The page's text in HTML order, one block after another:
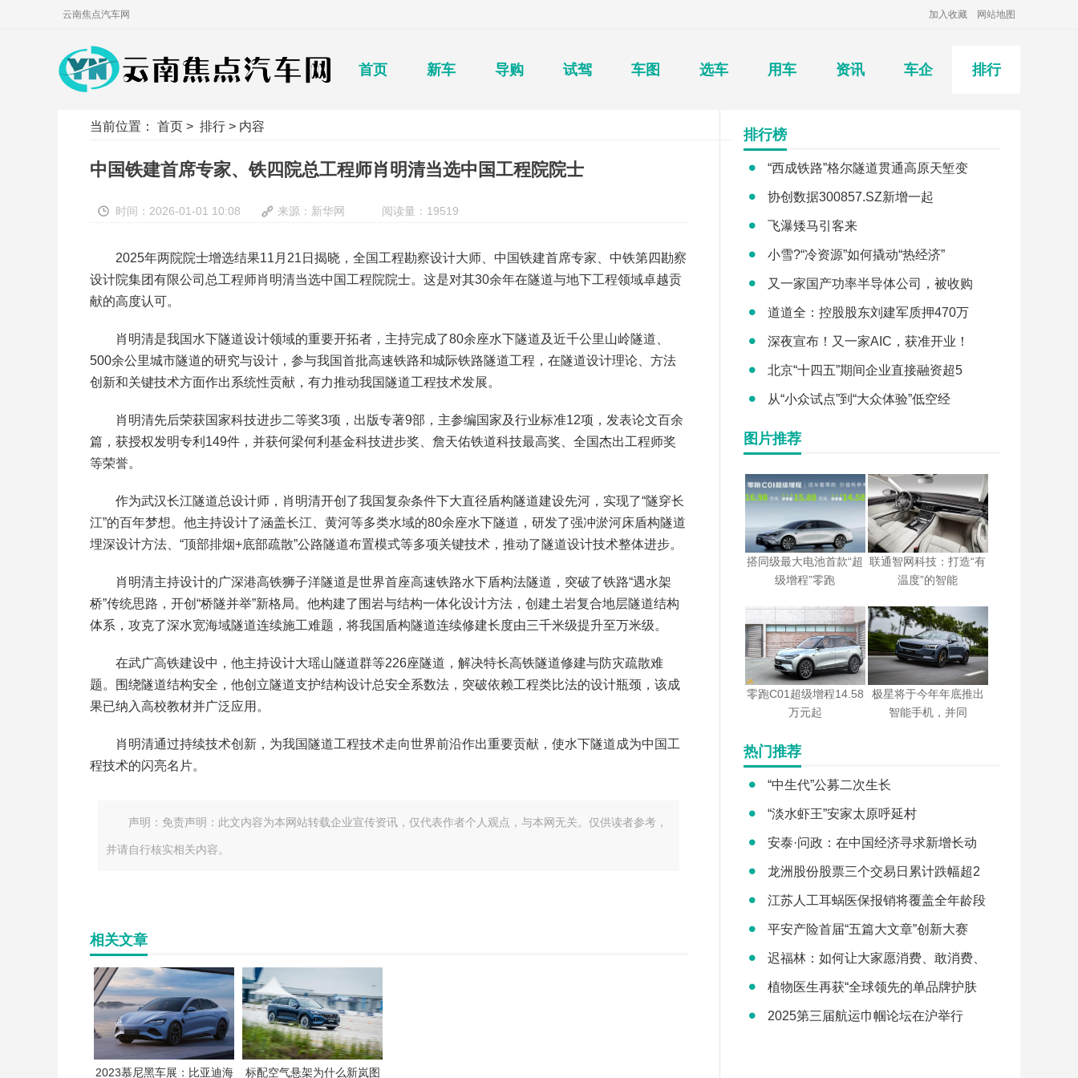
云南焦点汽车网 加入收藏 网站地图
首页 新车 导购 试驾 车图 选车 用车 资讯 车企 排行
当前位置： 首页 > 排行 > 内容
中国铁建首席专家、铁四院总工程师肖明清当选中国工程院院士
时间：2026-01-01 10:08 来源：新华网 阅读量：19519
2025年两院院士增选结果11月21日揭晓，全国工程勘察设计大师、中国铁建首席专家、中铁第四勘察
设计院集团有限公司总工程师肖明清当选中国工程院院士。这是对其30余年在隧道与地下工程领域卓越贡
献的高度认可。
肖明清是我国水下隧道设计领域的重要开拓者，主持完成了80余座水下隧道及近千公里山岭隧道、
500余公里城市隧道的研究与设计，参与我国首批高速铁路和城际铁路隧道工程，在隧道设计理论、方法
创新和关键技术方面作出系统性贡献，有力推动我国隧道工程技术发展。
肖明清先后荣获国家科技进步二等奖3项，出版专著9部，主参编国家及行业标准12项，发表论文百余
篇，获授权发明专利149件，并获何梁何利基金科技进步奖、詹天佑铁道科技最高奖、全国杰出工程师奖
等荣誉。
作为武汉长江隧道总设计师，肖明清开创了我国复杂条件下大直径盾构隧道建设先河，实现了“隧穿长
江”的百年梦想。他主持设计了涵盖长江、黄河等多类水域的80余座水下隧道，研发了强冲淤河床盾构隧道
埋深设计方法、“顶部排烟+底部疏散”公路隧道布置模式等多项关键技术，推动了隧道设计技术整体进步。
肖明清主持设计的广深港高铁狮子洋隧道是世界首座高速铁路水下盾构法隧道，突破了铁路“遇水架
桥”传统思路，开创“桥隧并举”新格局。他构建了围岩与结构一体化设计方法，创建土岩复合地层隧道结构
体系，攻克了深水宽海域隧道连续施工难题，将我国盾构隧道连续修建长度由三千米级提升至万米级。
在武广高铁建设中，他主持设计大瑶山隧道群等226座隧道，解决特长高铁隧道修建与防灾疏散难
题。围绕隧道结构安全，他创立隧道支护结构设计总安全系数法，突破依赖工程类比法的设计瓶颈，该成
果已纳入高校教材并广泛应用。
肖明清通过持续技术创新，为我国隧道工程技术走向世界前沿作出重要贡献，使水下隧道成为中国工
程技术的闪亮名片。
声明：免责声明：此文内容为本网站转载企业宣传资讯，仅代表作者个人观点，与本网无关。仅供读者参考，
并请自行核实相关内容。
相关文章
2023慕尼黑车展：比亚迪海 标配空气悬架为什么新岚图
排行榜
“西成铁路”格尔隧道贯通高原天堑变
协创数据300857.SZ新增一起
飞瀑矮马引客来
小雪?“冷资源”如何撬动“热经济”
又一家国产功率半导体公司，被收购
道道全：控股股东刘建军质押470万
深夜宣布！又一家AIC，获准开业！
北京“十四五”期间企业直接融资超5
从“小众试点”到“大众体验”低空经
图片推荐
搭同级最大电池首款“超
级增程”零跑
联通智网科技：打造“有
温度”的智能
零跑C01超级增程14.58
万元起
极星将于今年年底推出
智能手机，并同
热门推荐
“中生代”公募二次生长
“淡水虾王”安家太原呼延村
安泰·问政：在中国经济寻求新增长动
龙洲股份股票三个交易日累计跌幅超2
江苏人工耳蜗医保报销将覆盖全年龄段
平安产险首届“五篇大文章”创新大赛
迟福林：如何让大家愿消费、敢消费、
植物医生再获“全球领先的单品牌护肤
2025第三届航运巾帼论坛在沪举行